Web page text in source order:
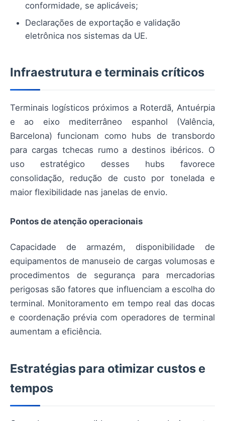
conformidade, se aplicáveis;
Declarações de exportação e validação
eletrônica nos sistemas da UE.
Infraestrutura e terminais críticos
Terminais logísticos próximos a Roterdã, Antuérpia
e ao eixo mediterrâneo espanhol (Valência,
Barcelona) funcionam como hubs de transbordo
para cargas tchecas rumo a destinos ibéricos. O
uso estratégico desses hubs favorece
consolidação, redução de custo por tonelada e
maior flexibilidade nas janelas de envio.
Pontos de atenção operacionais
Capacidade de armazém, disponibilidade de
equipamentos de manuseio de cargas volumosas e
procedimentos de segurança para mercadorias
perigosas são fatores que influenciam a escolha do
terminal. Monitoramento em tempo real das docas
e coordenação prévia com operadores de terminal
aumentam a eficiência.
Estratégias para otimizar custos e
tempos